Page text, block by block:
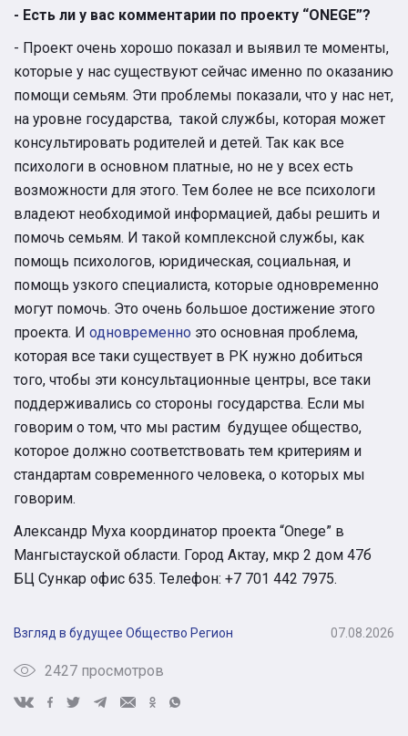
- Есть ли у вас комментарии по проекту “ONEGE”?
- Проект очень хорошо показал и выявил те моменты,
которые у нас существуют сейчас именно по оказанию
помощи семьям. Эти проблемы показали, что у нас нет,
на уровне государства, такой службы, которая может
консультировать родителей и детей. Так как все
психологи в основном платные, но не у всех есть
возможности для этого. Тем более не все психологи
владеют необходимой информацией, дабы решить и
помочь семьям. И такой комплексной службы, как
помощь психологов, юридическая, социальная, и
помощь узкого специалиста, которые одновременно
могут помочь. Это очень большое достижение этого
проекта. И одновременно это основная проблема,
которая все таки существует в РК нужно добиться
того, чтобы эти консультационные центры, все таки
поддерживались со стороны государства. Если мы
говорим о том, что мы растим будущее общество,
которое должно соответствовать тем критериям и
стандартам современного человека, о которых мы
говорим.
Александр Муха координатор проекта “Onege” в
Мангыстауской области. Город Актау, мкр 2 дом 47б
БЦ Сункар офис 635. Телефон: +7 701 442 7975.
Взгляд в будущее Общество Регион 07.08.2026
2427 просмотров